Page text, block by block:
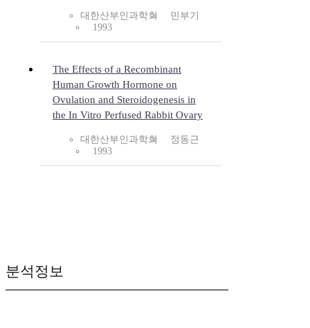
대한산부인과학회
민부기
1993
The Effects of a Recombinant
Human Growth Hormone on
Ovulation and Steroidogenesis in
the In Vitro Perfused Rabbit Ovary
대한산부인과학회
정동근
1993
분석정보